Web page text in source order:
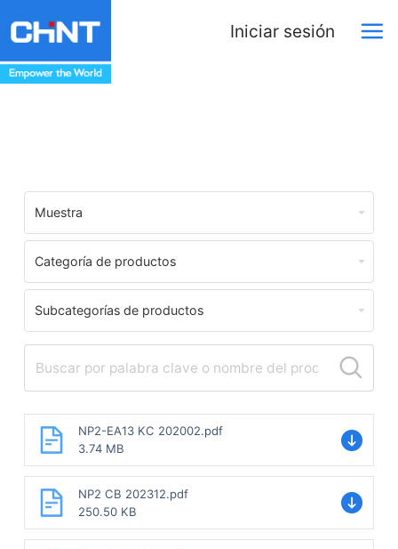
Iniciar sesión
Muestra
Categoría de productos
Subcategorías de productos
NP2-EA13 KC 202002.pdf
3.74 MB
NP2 CB 202312.pdf
250.50 KB